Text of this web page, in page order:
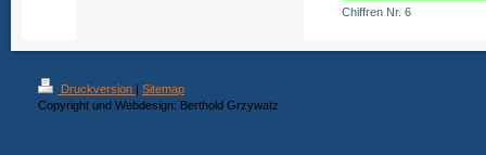
Chiffren Nr. 6
Druckversion | Sitemap
Copyright und Webdesign: Berthold Grzywatz